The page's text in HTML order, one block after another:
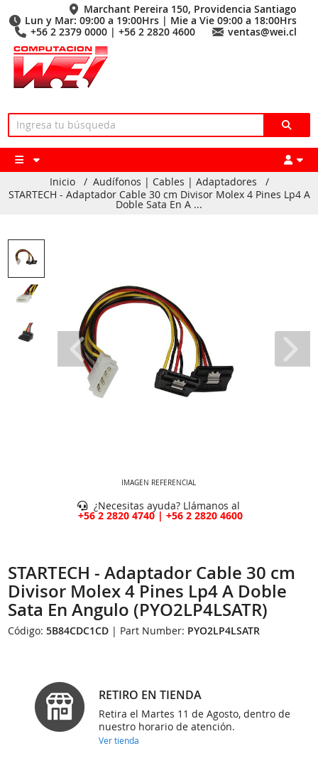
Marchant Pereira 150, Providencia Santiago
Lun y Mar: 09:00 a 19:00Hrs | Mie a Vie 09:00 a 18:00Hrs
+56 2 2379 0000 | +56 2 2820 4600
ventas@wei.cl
Inicio / Audífonos | Cables | Adaptadores
/
STARTECH - Adaptador Cable 30 cm Divisor Molex 4 Pines Lp4 A
Doble Sata En A ...
IMAGEN REFERENCIAL
¿Necesitas ayuda? Llámanos al
+56 2 2820 4740 | +56 2 2820 4600
STARTECH - Adaptador Cable 30 cm
Divisor Molex 4 Pines Lp4 A Doble
Sata En Angulo (PYO2LP4LSATR)
Código:5B84CDC1CD | Part Number: PYO2LP4LSATR
RETIRO EN TIENDA
Retira el Martes 11 de Agosto, dentro de
nuestro horario de atención.
Ver tienda